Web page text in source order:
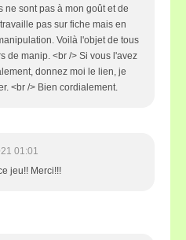
ne sont pas à mon goût et de
pas sur fiche mais en
Voilà l'objet de tous
de manip. <br /> Si vous l'avez
donnez moi le lien, je
<br /> Bien cordialement.
01:01
jeu!! Merci!!!